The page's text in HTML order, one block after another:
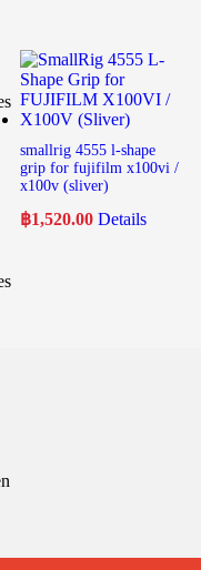
smallrig 4555 l-shape
grip for fujifilm x100vi /
x100v (sliver)
฿1,520.00 Details